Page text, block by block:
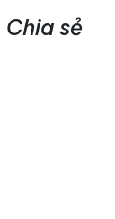
Chia sẻ